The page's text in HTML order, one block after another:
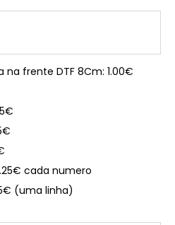
na frente DTF 8Cm: 1.00€
cada numero
(uma linha)